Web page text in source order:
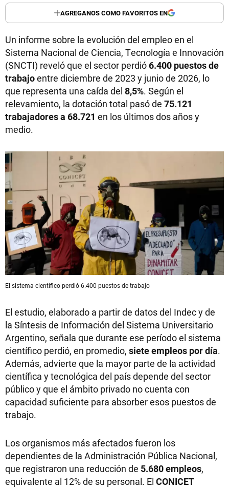
AGREGANOS COMO FAVORITOS EN
Un informe sobre la evolución del empleo en el
Sistema Nacional de Ciencia, Tecnología e Innovación
(SNCTI) reveló que el sector perdió6.400 puestos de
trabajoentre diciembre de 2023 y junio de 2026, lo
que representa una caída del 8,5%. Según el
relevamiento, la dotación total pasó de 75.121
trabajadores a 68.721 en los últimos dos años y
medio.
El sistema científico perdió 6.400 puestos de trabajo
El estudio, elaborado a partir de datos del Indec y de
la Síntesis de Información del Sistema Universitario
Argentino, señala que durante ese período el sistema
científico perdió, en promedio, siete empleos por día.
Además, advierte que la mayor parte de la actividad
científica y tecnológica del país depende del sector
público y que el ámbito privado no cuenta con
capacidad suficiente para absorber esos puestos de
trabajo.
Los organismos más afectados fueron los
dependientes de la Administración Pública Nacional,
que registraron una reducción de 5.680 empleos,
equivalente al 12% de su personal. El CONICET